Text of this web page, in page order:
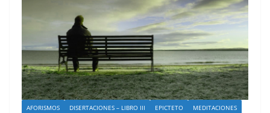
AFORISMOS DISERTACIONES – LIBRO III EPICTETO MEDITACIONES